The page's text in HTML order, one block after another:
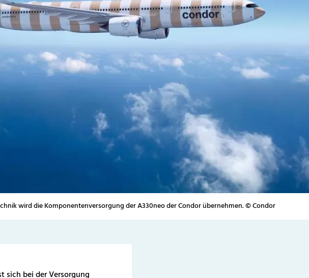
wird die Komponentenversorgung der A330neo der Condor übernehmen. © Condor
sich bei der Versorgung